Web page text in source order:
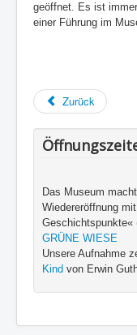
geöffnet. Es ist
einer Führung im
Zurück
Das Museum
Wiedereröffnung
Geschichtspunkte«
GRÜNE WIESE
Unsere Aufnahme
Kind von Erwin